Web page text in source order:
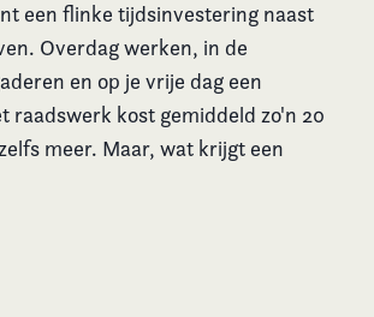
een flinke tijdsinvestering naast
Overdag werken, in de
en op je vrije dag een
raadswerk kost gemiddeld zo'n 20
meer. Maar, wat krijgt een